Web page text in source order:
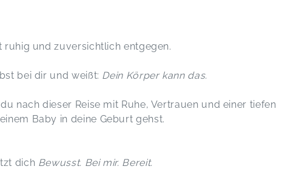
ruhig und zuversichtlich entgegen.
bei dir und weißt: Dein Körper kann das.
nach dieser Reise mit Ruhe, Vertrauen und einer tiefen
Baby in deine Geburt gehst.
dich Bewusst. Bei mir. Bereit.